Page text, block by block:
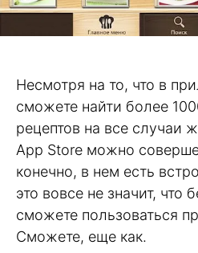
Несмотря на то, что в
сможете найти более
рецептов на все случаи
App Store можно
конечно, в нем есть
это вовсе не значит, что
сможете пользоваться
Сможете, еще как.